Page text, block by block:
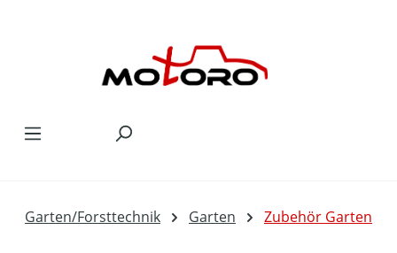
Garten/Forsttechnik Garten Zubehör Garten